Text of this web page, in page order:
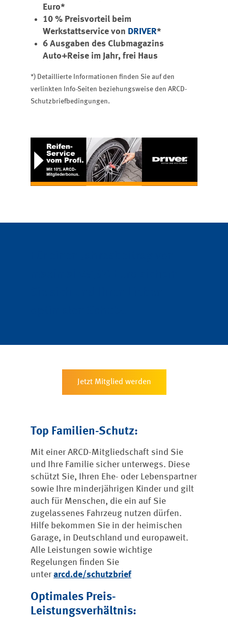
Euro*
10 % Preisvorteil beim
Werkstattservice von DRIVER*
6 Ausgaben des Clubmagazins
Auto+Reise im Jahr, frei Haus
*) Detaillierte Informationen finden Sie auf den
verlinkten Info-Seiten beziehungsweise den ARCD-
Schutzbriefbedingungen.
Jetzt Mitglied werden
Top Familien-Schutz:
Mit einer ARCD-Mitgliedschaft sind Sie
und Ihre Familie sicher unterwegs. Diese
schützt Sie, Ihren Ehe- oder Lebenspartner
sowie Ihre minderjährigen Kinder und gilt
auch für Menschen, die ein auf Sie
zugelassenes Fahrzeug nutzen dürfen.
Hilfe bekommen Sie in der heimischen
Garage, in Deutschland und europaweit.
Alle Leistungen sowie wichtige
Regelungen finden Sie
unter arcd.de/schutzbrief
Optimales Preis-
Leistungsverhältnis: